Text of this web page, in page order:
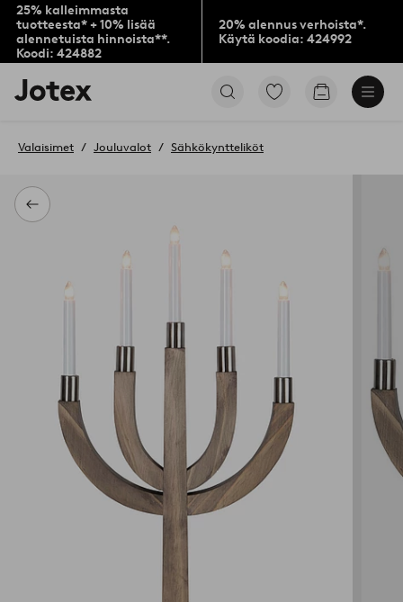
25% kalleimmasta
tuotteesta* + 10% lisää
alennetuista hinnoista**.
Koodi: 424882
20% alennus verhoista*.
Käytä koodia: 424992
Jotex-
logo
aloitussivulle
Siirry
Siirry
Takaisin
Valaisimet Jouluvalot Sähkökyntteliköt